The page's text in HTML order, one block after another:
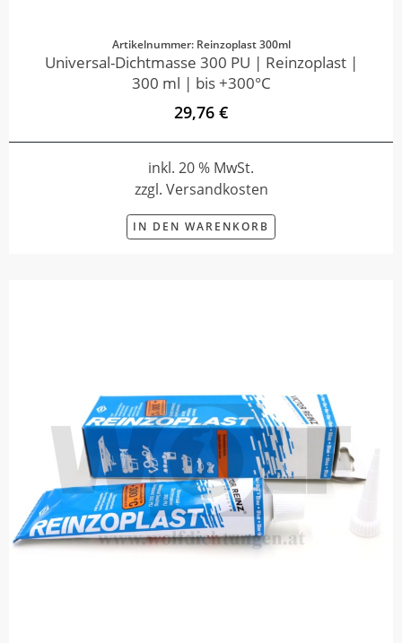
Artikelnummer: Reinzoplast 300ml
Universal-Dichtmasse 300 PU | Reinzoplast |
300 ml | bis +300°C
29,76 €
inkl. 20 % MwSt.
zzgl. Versandkosten
IN DEN WARENKORB